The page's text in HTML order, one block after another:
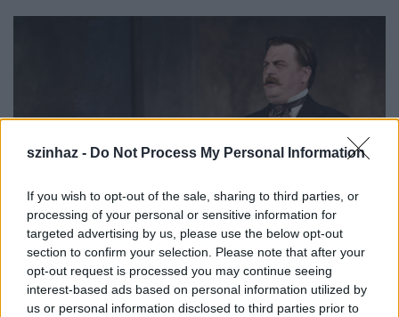
szinhaz - Do Not Process My Personal Information
If you wish to opt-out of the sale, sharing to third parties, or
processing of your personal or sensitive information for
targeted advertising by us, please use the below opt-out
section to confirm your selection. Please note that after your
opt-out request is processed you may continue seeing
interest-based ads based on personal information utilized by
us or personal information disclosed to third parties prior to
Fandl Ferenc aKivilágos kivirradtigelőadásában
(fotó: Gálos Mihály Samu)